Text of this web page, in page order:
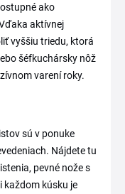
ako
aktívnej
vyššiu triedu, ktorá
šéfkuchársky nôž
varení roky.
sú v ponuke
Nájdete tu
pevné nože s
každom kúsku je